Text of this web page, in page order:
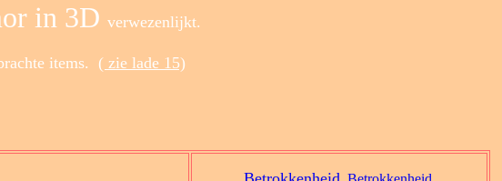
in 3D verwezenlijkt.
items. ( zie lade 15)